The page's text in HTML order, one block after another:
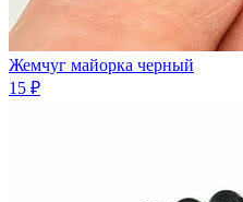
Жемчуг майорка черный
15 ₽